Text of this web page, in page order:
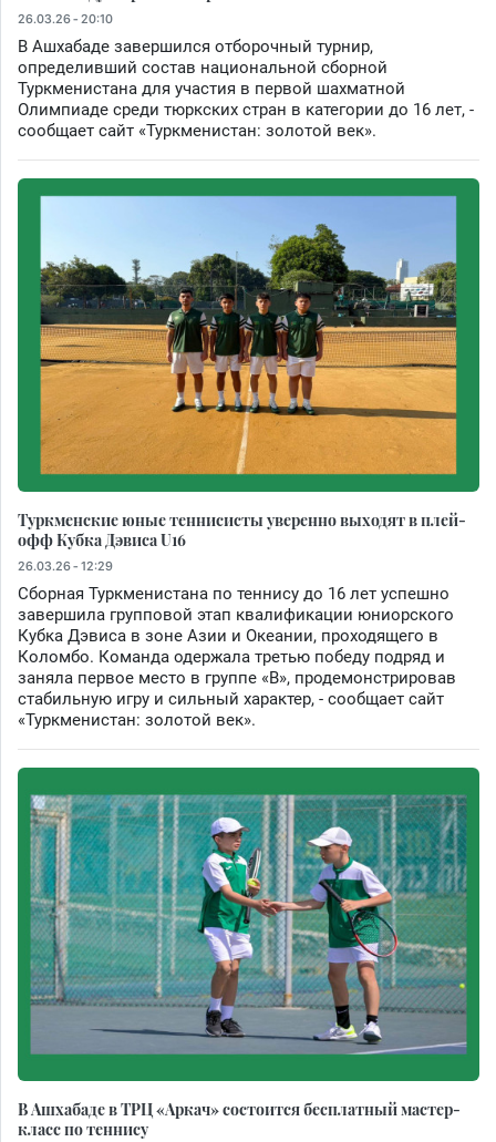
26.03.26 - 20:10
В Ашхабаде завершился отборочный турнир,
определивший состав национальной сборной
Туркменистана для участия в первой шахматной
Олимпиаде среди тюркских стран в категории до 16 лет, -
сообщает сайт «Туркменистан: золотой век».
Туркменские юные теннисисты уверенно выходят в плей-
офф Кубка Дэвиса U16
26.03.26 - 12:29
Сборная Туркменистана по теннису до 16 лет успешно
завершила групповой этап квалификации юниорского
Кубка Дэвиса в зоне Азии и Океании, проходящего в
Коломбо. Команда одержала третью победу подряд и
заняла первое место в группе «В», продемонстрировав
стабильную игру и сильный характер, - сообщает сайт
«Туркменистан: золотой век».
В Ашхабаде в ТРЦ «Аркач» состоится бесплатный мастер-
класс по теннису